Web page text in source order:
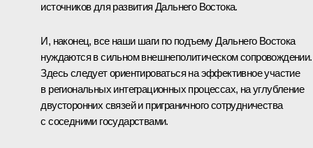
источников для развития Дальнего Востока.
И, наконец, все наши шаги по подъему Дальнего Востока
нуждаются в сильном внешнеполитическом сопровождении.
Здесь следует ориентироваться на эффективное участие
в региональных интеграционных процессах, на углубление
двусторонних связей и приграничного сотрудничества
с соседними государствами.